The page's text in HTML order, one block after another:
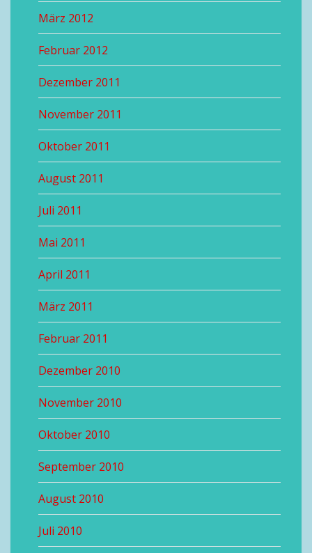
März 2012
Februar 2012
Dezember 2011
November 2011
Oktober 2011
August 2011
Juli 2011
Mai 2011
April 2011
März 2011
Februar 2011
Dezember 2010
November 2010
Oktober 2010
September 2010
August 2010
Juli 2010